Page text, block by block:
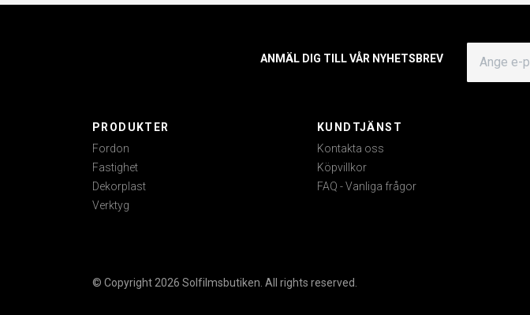
ANMÄL DIG TILL VÅR NYHETSBREV
PRODUKTER
Fordon
Fastighet
Dekorplast
Verktyg
KUNDTJÄNST
Kontakta oss
Köpvillkor
FAQ - Vanliga frågor
© Copyright 2026 Solfilmsbutiken. All rights reserved.